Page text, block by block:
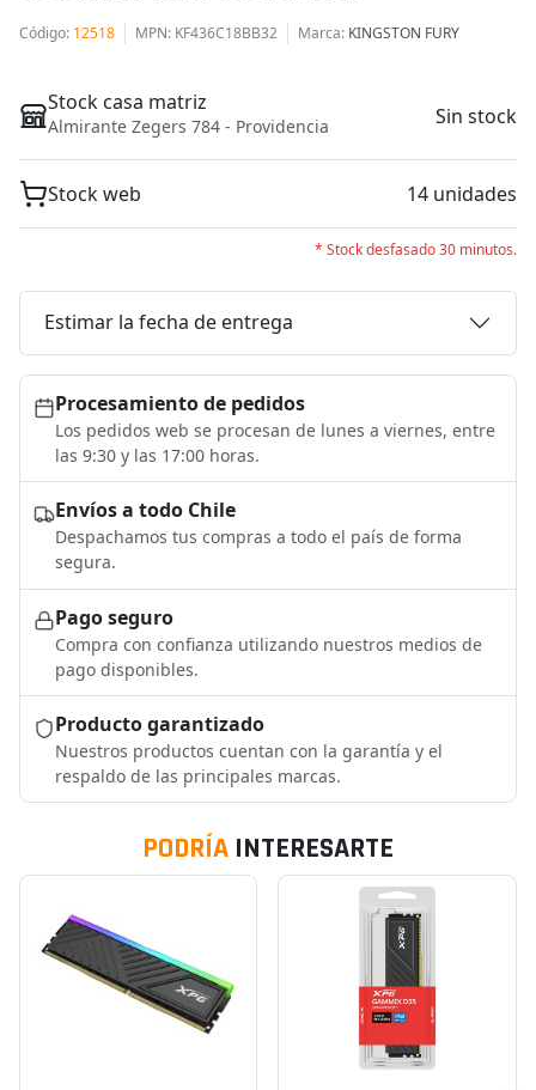
Código: 12518 MPN: KF436C18BB32 Marca: KINGSTON FURY
Stock casa matriz
Almirante Zegers 784 - Providencia Sin stock
Stock web 14 unidades
* Stock desfasado 30 minutos.
Estimar la fecha de entrega
Procesamiento de pedidos
Los pedidos web se procesan de lunes a viernes, entre
las 9:30 y las 17:00 horas.
Envíos a todo Chile
Despachamos tus compras a todo el país de forma
segura.
Pago seguro
Compra con confianza utilizando nuestros medios de
pago disponibles.
Producto garantizado
Nuestros productos cuentan con la garantía y el
respaldo de las principales marcas.
PODRÍA INTERESARTE